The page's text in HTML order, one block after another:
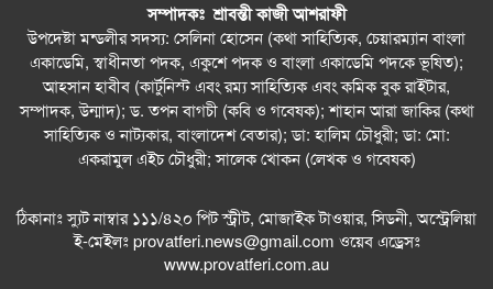
আমার কিছু কষ্ট আছে : শাহান আরা জাকির পারুল
সিডনিতে রেজওয়ানা চৌধুরী বন্যার কনসার্ট—রবীন্দ্রজয়ন্তীতে
সুর, সংস্কৃতি ও আবেগের এক অনন্য সন্ধ্যা
সিডনিতে রবীন্দ্রজয়ন্তীতে কমিউনিটি সাংবাদিকতায় সম্মাননা
সিডনিতে জাহাঙ্গীরনগর বিশ্ববিদ্যালয় অ্যালামনাইদের বর্ণাঢ্য
বাংলা নববর্ষ উদ্‌যাপন
সম্পাদকঃ শ্রাবন্তী কাজী আশরাফী
উপদেষ্টা মন্ডলীর সদস্য: সেলিনা হোসেন (কথা সাহিত্যিক, চেয়ারম্যান বাংলা
একাডেমি, স্বাধীনতা পদক, একুশে পদক ও বাংলা একাডেমি পদকে ভূষিত);
আহসান হাবীব (কার্টুনিস্ট এবং রম্য সাহিত্যিক এবং কমিক বুক রাইটার,
সম্পাদক, উন্মাদ); ড. তপন বাগচী (কবি ও গবেষক); শাহান আরা জাকির (কথা
সাহিত্যিক ও নাট্যকার, বাংলাদেশ বেতার); ডা: হালিম চৌধুরী; ডা: মো:
একরামুল এইচ চৌধুরী; সালেক খোকন (লেখক ও গবেষক)
ঠিকানাঃ স্যুট নাম্বার ১১১/৪২০ পিট স্ট্রীট, মোজাইক টাওয়ার, সিডনী, অস্ট্রেলিয়া
ই-মেইলঃprovatferi.news@gmail.com ওয়েব এড্রেসঃ
www.provatferi.com.au